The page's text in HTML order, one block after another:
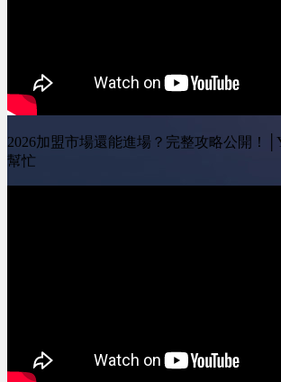
按讚我的Facebook專頁：
https://www.facebook.com/yestopone
按讚我的Instagram專頁：
https://www.instagram.com/yesone_ally/
2026加盟市場還能進場？完整攻略公開！
幫忙